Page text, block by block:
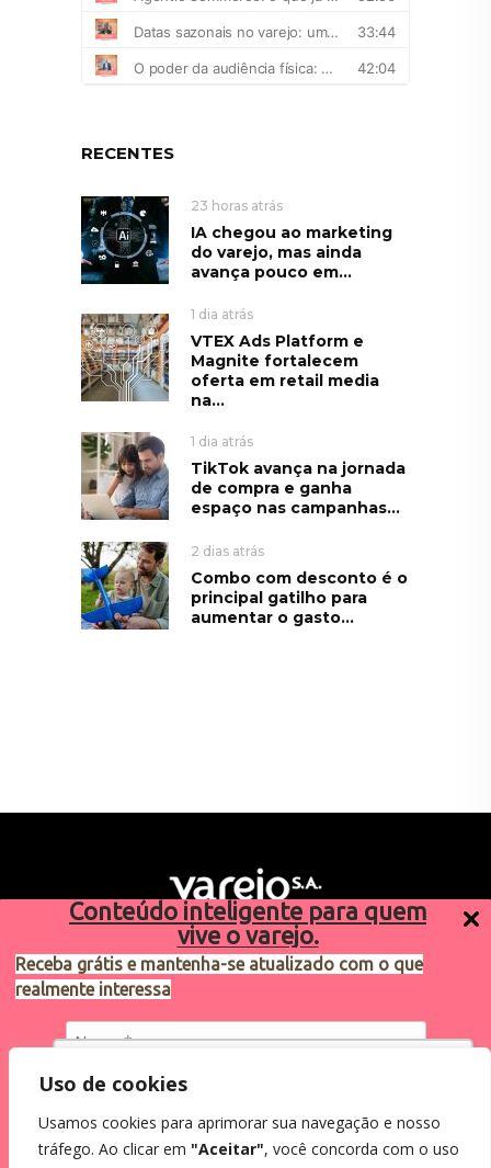
Conteúdo inteligente para quem
vive o varejo.
Receba grátis e mantenha-se atualizado com o que
realmente interessa
Eu concordo em receber comunicações.
Utilizamos cookies para oferecer melhor
como você interage em nosso site e
personalizar conteúdo.
Uso de cookies
Usamos cookies para aprimorar sua navegação e nosso
tráfego. Ao clicar em "Aceitar", você concorda com o uso
RECENTES
23 horas atrás
IA chegou ao marketing
do varejo, mas ainda
avança pouco em...
1 dia atrás
VTEX Ads Platform e
Magnite fortalecem
oferta em retail media
na...
1 dia atrás
TikTok avança na jornada
de compra e ganha
espaço nas campanhas...
2 dias atrás
Combo com desconto é o
principal gatilho para
aumentar o gasto...
Sugestões de pauta
varejosa@cndl.org.br
2024®. Todos os direitos reservados.